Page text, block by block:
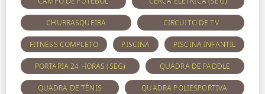
CHURRASQUEIRA CIRCUITO DE TV
FITNESS COMPLETO PISCINA PISCINA INFANTIL
PORTARIA 24 HORAS (SEG) QUADRA DE PADDLE
QUADRA DE TÊNIS QUADRA POLIESPORTIVA